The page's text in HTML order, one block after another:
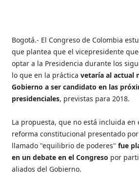
Bogotá.- El Congreso de Colombia
que plantea que el vicepresidente
optar a la Presidencia durante los
lo que en la prácticavetaría al actual
Gobierno a ser candidato en las
presidenciales, previstas para 2018.
La propuesta, que no está incluida en
reforma constitucional presentado
llamado "equilibrio de poderes"fue
en un debate en el Congreso por
aliados del Gobierno.